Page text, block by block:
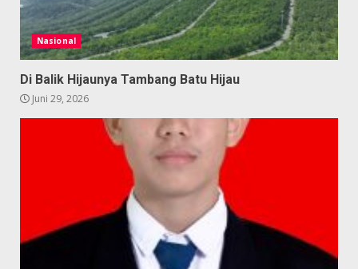
Nasional
Di Balik Hijaunya Tambang Batu Hijau
Juni 29, 2026